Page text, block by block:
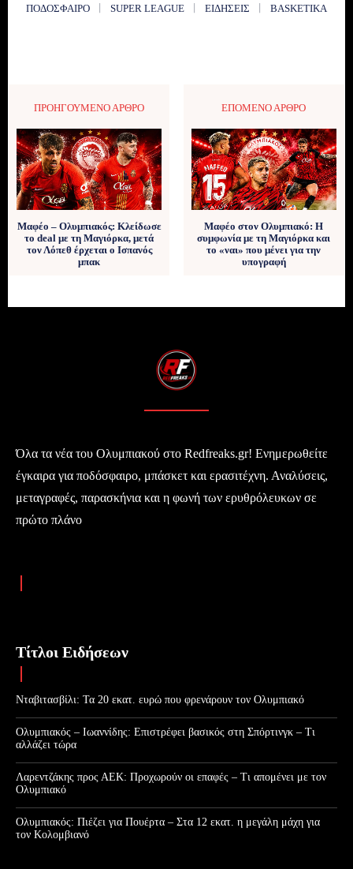
ΠΟΔΌΣΦΑΙΡΟ
SUPER LEAGUE ΕΙΔΉΣΕΙΣ BASKETIKA
ΠΡΟΗΓΟΎΜΕΝΟ ΆΡΘΡΟ
Μαφέο – Ολυμπιακός: Κλείδωσε
το deal με τη Μαγιόρκα, μετά
τον Λόπεθ έρχεται ο Ισπανός
μπακ
ΕΠΌΜΕΝΟ ΆΡΘΡΟ
Μαφέο στον Ολυμπιακό: Η
συμφωνία με τη Μαγιόρκα και
το «ναι» που μένει για την
υπογραφή
Όλα τα νέα του Ολυμπιακού στο Redfreaks.gr! Ενημερωθείτε
έγκαιρα για ποδόσφαιρο, μπάσκετ και ερασιτέχνη. Αναλύσεις,
μεταγραφές, παρασκήνια και η φωνή των ερυθρόλευκων σε
πρώτο πλάνο
Τίτλοι Ειδήσεων
Νταβιτασβίλι: Τα 20 εκατ. ευρώ που φρενάρουν τον Ολυμπιακό
Ολυμπιακός – Ιωαννίδης: Επιστρέφει βασικός στη Σπόρτινγκ – Τι
αλλάζει τώρα
Λαρεντζάκης προς ΑΕΚ: Προχωρούν οι επαφές – Τι απομένει με τον
Ολυμπιακό
Ολυμπιακός: Πιέζει για Πουέρτα – Στα 12 εκατ. η μεγάλη μάχη για
τον Κολομβιανό